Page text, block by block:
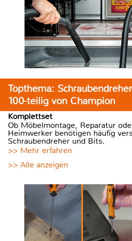
Topthema:
100-teilig von Champion
Komplettset
Ob Möbelmontage, Reparatur
Heimwerker benötigen häufig
Schraubendreher und Bits.
>> Mehr erfahren
>> Alle anzeigen